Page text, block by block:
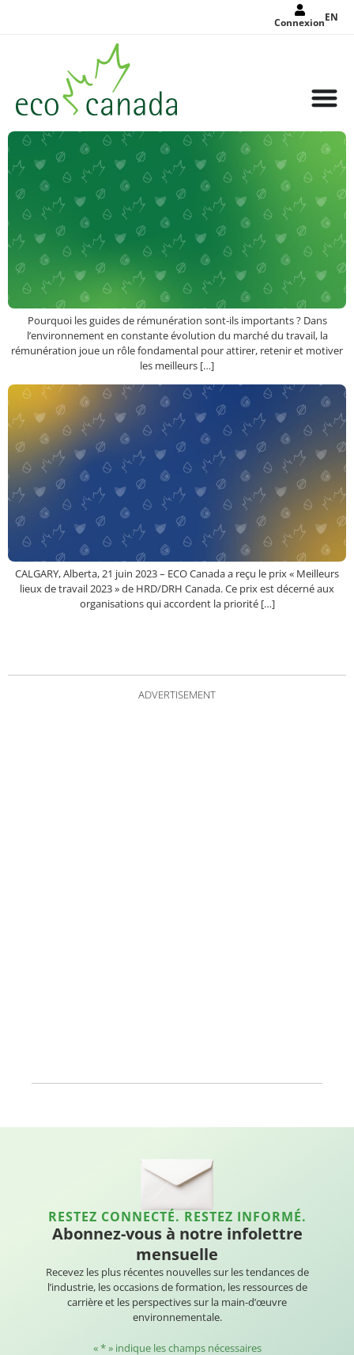
ConnexionEN
Pourquoi les guides de rémunération sont-ils importants ? Dans
l’environnement en constante évolution du marché du travail, la
rémunération joue un rôle fondamental pour attirer, retenir et motiver
les meilleurs […]
CALGARY, Alberta, 21 juin 2023 – ECO Canada a reçu le prix « Meilleurs
lieux de travail 2023 » de HRD/DRH Canada. Ce prix est décerné aux
organisations qui accordent la priorité […]
ADVERTISEMENT
RESTEZ CONNECTÉ. RESTEZ INFORMÉ.
Abonnez-vous à notre infolettre
mensuelle
Recevez les plus récentes nouvelles sur les tendances de
l’industrie, les occasions de formation, les ressources de
carrière et les perspectives sur la main-d’œuvre
environnementale.
«*» indique les champs nécessaires